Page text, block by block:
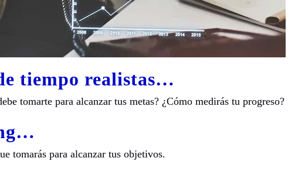
tiempo realistas…
tomarte para alcanzar tus metas? ¿Cómo medirás tu progreso?
…
tomarás para alcanzar tus objetivos.